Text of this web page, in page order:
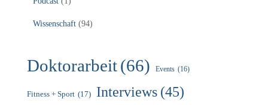
Wissenschaft (94)
Doktorarbeit(66) Events (16)
Fitness + Sport (17) Interviews (45)